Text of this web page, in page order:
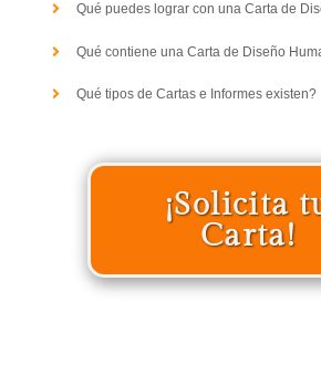
Qué puedes lograr con una Carta de
Qué contiene una Carta de Diseño
Qué tipos de Cartas e Informes existen?
¡Solicita
Carta!